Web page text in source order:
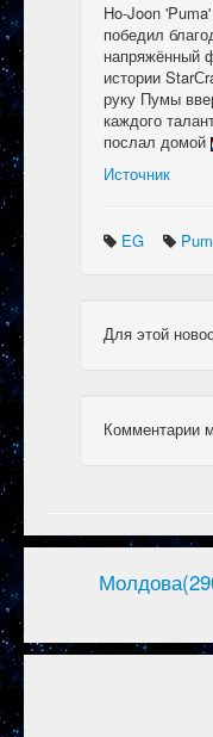
Ho-Joon
победил
напряжённый
истории
руку Пумы
каждого
послал домой
Источник
EG
Для этой
Комментарии